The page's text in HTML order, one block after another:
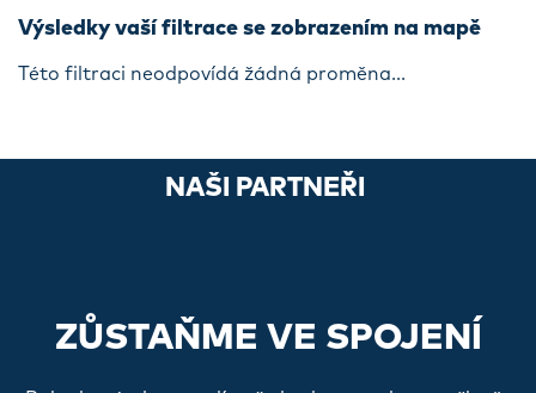
Výsledky vaší filtrace se zobrazením na mapě
Této filtraci neodpovídá žádná proměna...
NAŠI PARTNEŘI
ZŮSTAŇME VE SPOJENÍ